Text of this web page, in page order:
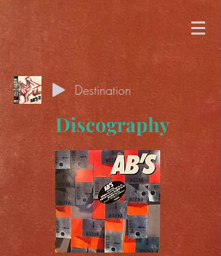
Destination
Discography